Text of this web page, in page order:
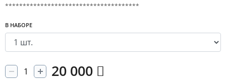
**************************************
В НАБОРЕ
20 000